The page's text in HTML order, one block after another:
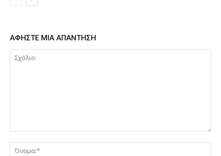
ΑΦΗΣΤΕ ΜΙΑ ΑΠΑΝΤΗΣΗ